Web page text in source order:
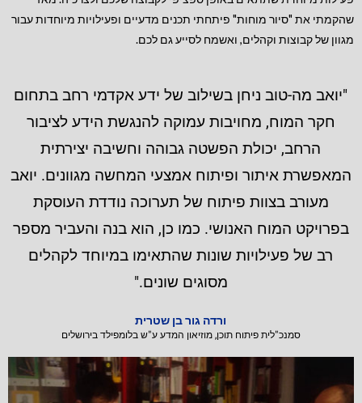
שהקמתי את "סיור מוחות" פיתחתי תכנים מדעיים ופעילויות מיוחדות עבור
מגוון של קבוצות וקהלים, ואשמח לסייע גם לכם.
"יואב מה-טוב ניחן בשילוב של ידע אקדמי רחב בתחום
חקר המוח, מחויבות עמוקה להנגשת הידע לציבור
הרחב, יכולת הפשטה גבוהה וחשיבה יצירתית
המאפשרת איתור ופיתוח אמצעי המחשה מגוונים. יואב
מעורב בצוות פיתוח של תערוכה נודדת העוסקת
בפרויקט המוח האנושי. כמו כן, הוא בנה והעביר מספר
רב של פעילויות שונות שהתאימו במיוחד לקהלים
מסוגים שונים."
ורדה גור בן שטרית
סמנכ"לית פיתוח תוכן, מוזיאון המדע ע"ש בלומפילד בירושלים